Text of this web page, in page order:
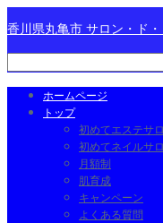
香川県丸亀市 サロン・ド
ホームページ
トップ
初めてエステサ
初めてネイルサ
月額制
肌育成
キャンペーン
よくある質問